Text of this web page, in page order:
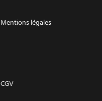
Mentions légales
CGV